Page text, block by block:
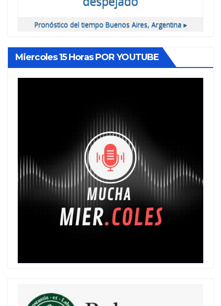
Pronóstico del tiempo Buenos Aires, Argentina ▸
Miercoles 15 Horas POR YOUTUBE